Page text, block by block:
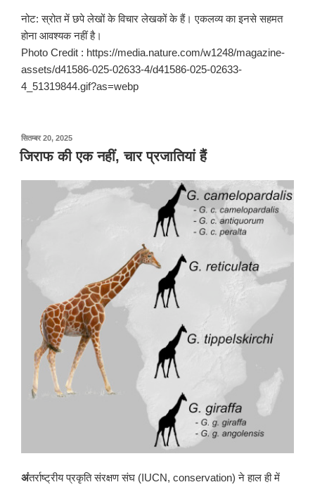
नोट: स्रोत में छपे लेखों के विचार लेखकों के हैं। एकलव्य का इनसे सहमत
होना आवश्यक नहीं है।
Photo Credit : https://media.nature.com/w1248/magazine-
assets/d41586-025-02633-4/d41586-025-02633-
4_51319844.gif?as=webp
सितम्बर 20, 2025पर
प्रकाशित
किया
जिराफ की एक नहीं, चार प्रजातियां हैं
अंतर्राष्ट्रीय प्रकृति संरक्षण संघ (IUCN, conservation) ने हाल ही में